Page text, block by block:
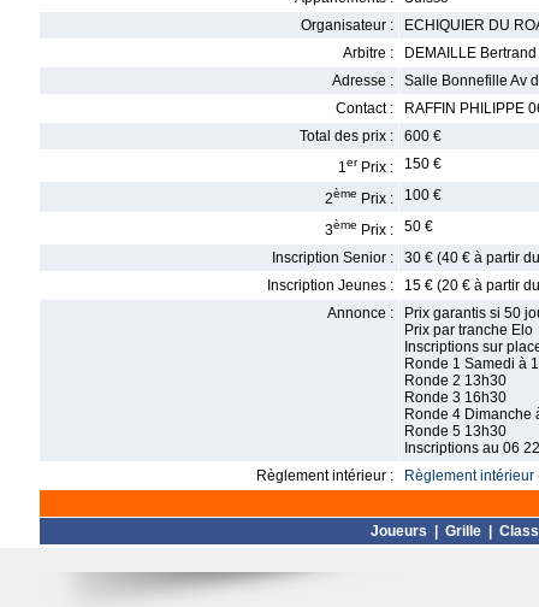
Organisateur :
ECHIQUIER DU
Arbitre :
DEMAILLE Bertrand
Adresse :
Salle Bonnefille Av
Contact :
RAFFIN PHILIPPE
Total des prix :
600 €
1er Prix : 150 €
2ème Prix : 100 €
3ème Prix :
50 €
Inscription Senior :
30 € (40 € à partir
Inscription Jeunes :
15 € (20 € à partir
Annonce :
Prix garantis si 50
Prix par tranche Elo
Inscriptions sur
Ronde 1 Samedi à
Ronde 2 13h30
Ronde 3 16h30
Ronde 4 Dimanche
Ronde 5 13h30
Inscriptions au 06
Règlement intérieur :
Règlement intérieur
Joueurs Grille